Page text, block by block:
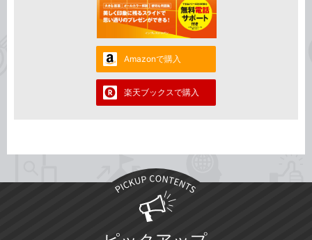
Amazonで購入
楽天ブックスで購入